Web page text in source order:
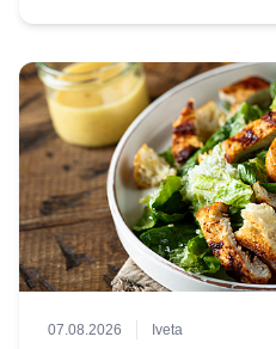
07.08.2026 Iveta